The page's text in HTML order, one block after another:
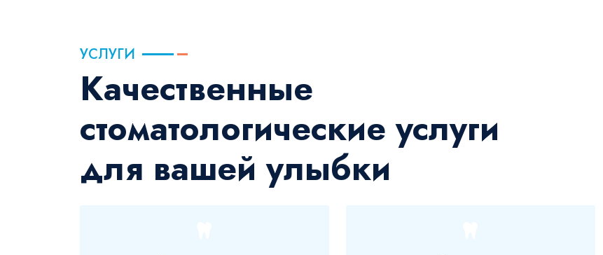
УСЛУГИ
Качественные
стоматологические услуги
для вашей улыбки